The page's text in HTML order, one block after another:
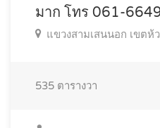
มาก โทร 061-
แขวงสามเสนนอก เขตห้
535 ตารางวา